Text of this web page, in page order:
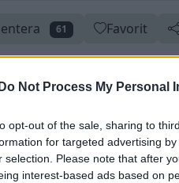
Do Not Process My Personal
opt-out of the sale, sharing to
for targeted advertising
selection. Please note that after
interest-based ads based on
61 Favorit
augusti 2011Skapad 3 juli 2009